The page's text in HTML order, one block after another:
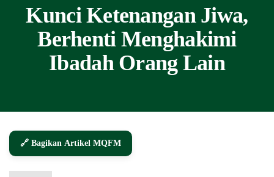
Kunci Ketenangan Jiwa,
Berhenti Menghakimi
Ibadah Orang Lain
🔗 Bagikan Artikel MQFM